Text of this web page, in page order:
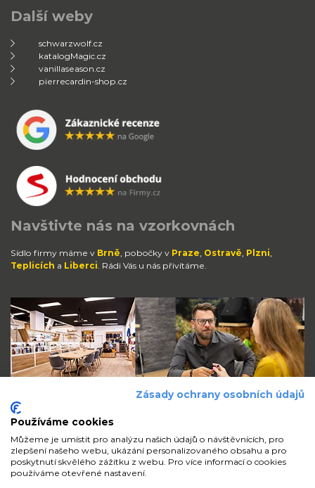
Další weby
schwarzwolf.cz
katalogMagic.cz
vanillaseason.cz
pierrecardin-shop.cz
Navštivte nás na vzorkovnách
Sídlo firmy máme v Brně, pobočky v Praze, Ostravě, Plzni,
Teplicích a Liberci. Rádi Vás u nás přivítáme.
Zůstaňte s námi v kontaktu
volejte
Zásady ochrany osobních údajů
Používáme cookies
Můžeme je umístit pro analýzu našich údajů o návštěvnících, pro
zlepšení našeho webu, ukázání personalizovaného obsahu a pro
poskytnutí skvělého zážitku z webu. Pro více informací o cookies
používáme otevřené nastavení.